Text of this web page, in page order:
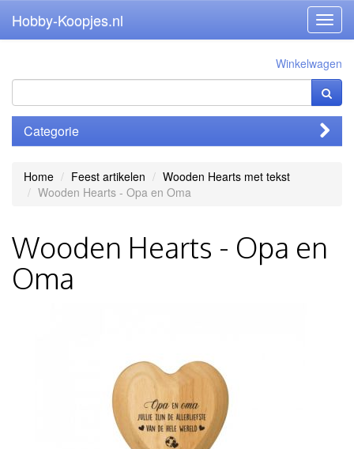
Hobby-Koopjes.nl
Winkelwagen
Categorie
Home Feest artikelen
Wooden Hearts met tekst
Wooden Hearts - Opa en Oma
Wooden Hearts - Opa en
Oma